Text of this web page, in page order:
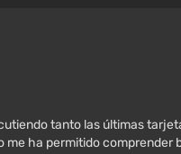
tanto las últimas
ha permitido